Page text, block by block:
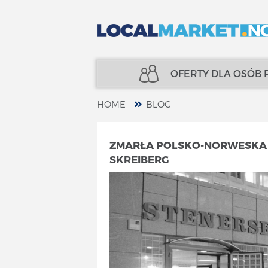
OFERTY DLA OSÓB
KREDYTY
UBEZPIECZENIA
FINANSE
SPECJALIŚCI
FINANSE
SPECJALIŚCI
TELECOM
USŁUGI
HOME BLOG
ZMARŁA POLSKO-
SKREIBERG